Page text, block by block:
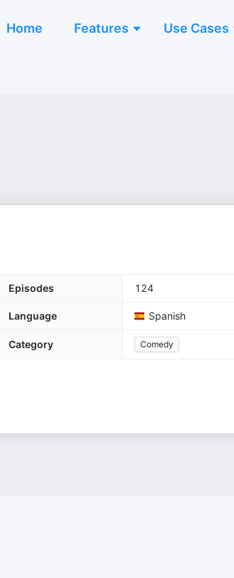
Home Features Use Cases
Episodes 124
Language Spanish
Category Comedy